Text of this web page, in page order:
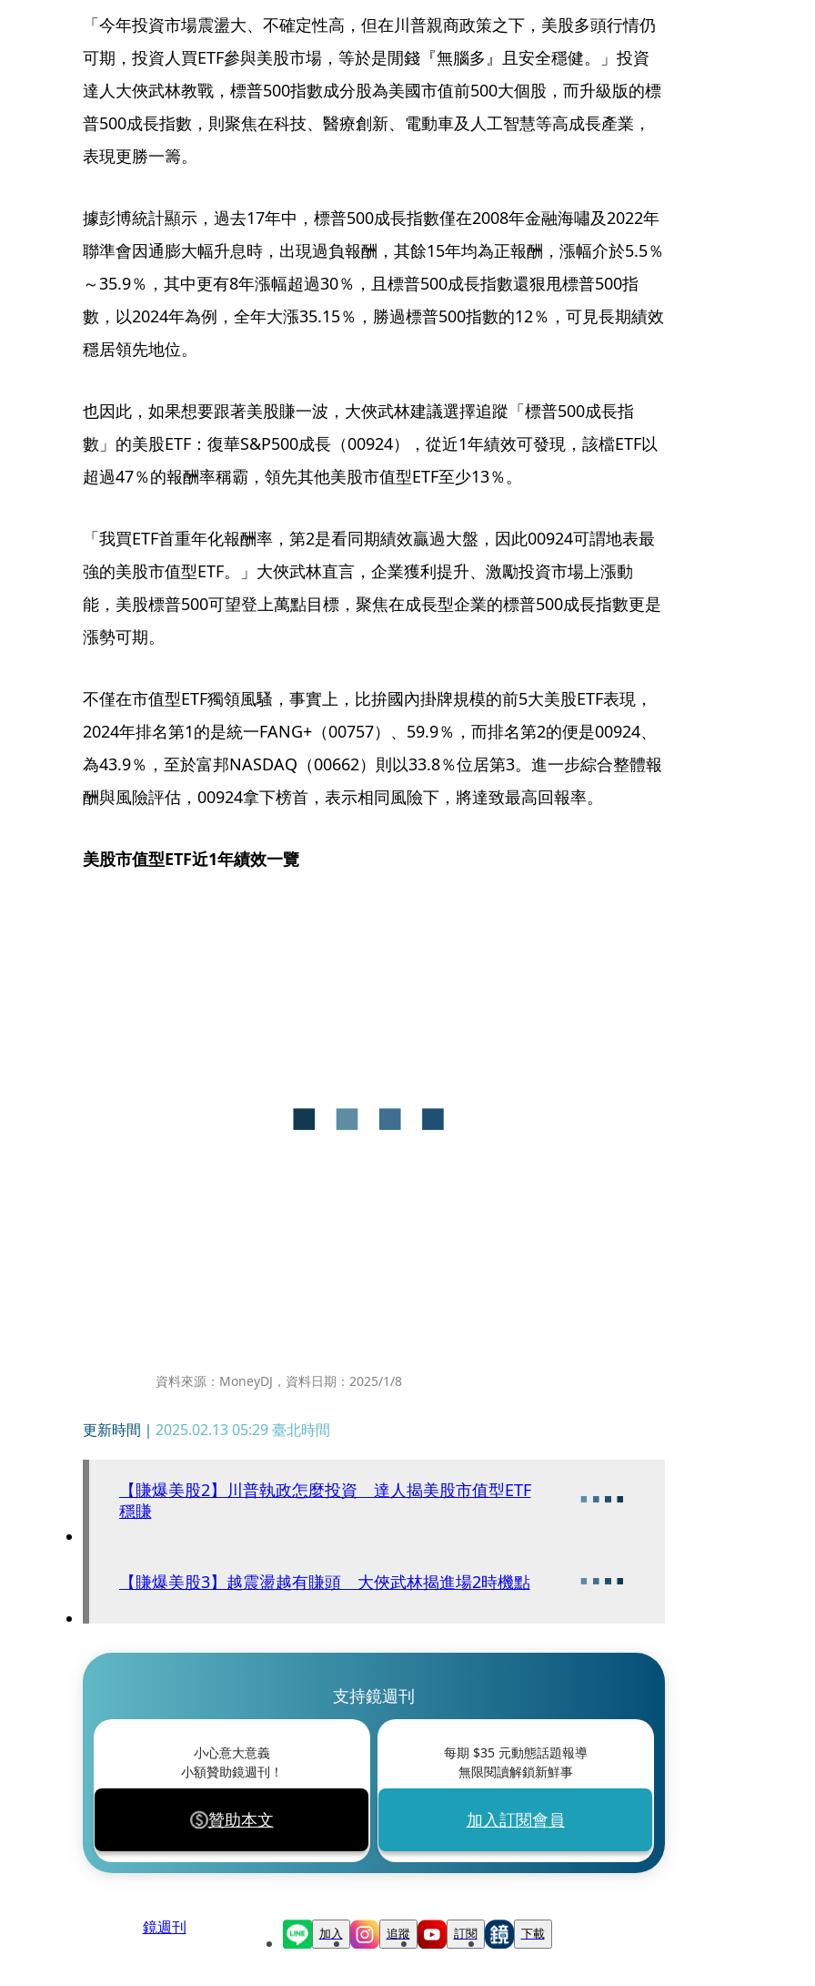
「今年投資市場震盪大、不確定性高，但在川普親商政策之下，美股多頭行情仍
可期，投資人買ETF參與美股市場，等於是閒錢『無腦多』且安全穩健。」投資
達人大俠武林教戰，標普500指數成分股為美國市值前500大個股，而升級版的標
普500成長指數，則聚焦在科技、醫療創新、電動車及人工智慧等高成長產業，
表現更勝一籌。
據彭博統計顯示，過去17年中，標普500成長指數僅在2008年金融海嘯及2022年
聯準會因通膨大幅升息時，出現過負報酬，其餘15年均為正報酬，漲幅介於5.5％
～35.9％，其中更有8年漲幅超過30％，且標普500成長指數還狠甩標普500指
數，以2024年為例，全年大漲35.15％，勝過標普500指數的12％，可見長期績效
穩居領先地位。
也因此，如果想要跟著美股賺一波，大俠武林建議選擇追蹤「標普500成長指
數」的美股ETF：復華S&P500成長（00924），從近1年績效可發現，該檔ETF以
超過47％的報酬率稱霸，領先其他美股市值型ETF至少13％。
「我買ETF首重年化報酬率，第2是看同期績效贏過大盤，因此00924可謂地表最
強的美股市值型ETF。」大俠武林直言，企業獲利提升、激勵投資市場上漲動
能，美股標普500可望登上萬點目標，聚焦在成長型企業的標普500成長指數更是
漲勢可期。
不僅在市值型ETF獨領風騷，事實上，比拚國內掛牌規模的前5大美股ETF表現，
2024年排名第1的是統一FANG+（00757）、59.9％，而排名第2的便是00924、
為43.9％，至於富邦NASDAQ（00662）則以33.8％位居第3。進一步綜合整體報
酬與風險評估，00924拿下榜首，表示相同風險下，將達致最高回報率。
美股市值型ETF近1年績效一覽
資料來源：MoneyDJ，資料日期：2025/1/8
更新時間｜ 2025.02.13 05:29臺北時間
【賺爆美股2】川普執政怎麼投資 達人揭美股市值型ETF
穩賺
【賺爆美股3】越震盪越有賺頭 大俠武林揭進場2時機點
支持鏡週刊
小心意大意義
小額贊助鏡週刊！
贊助本文
每期 $35元動態話題報導
無限閱讀解鎖新鮮事
加入訂閱會員
鏡週刊 加入 追蹤 訂閱 下載